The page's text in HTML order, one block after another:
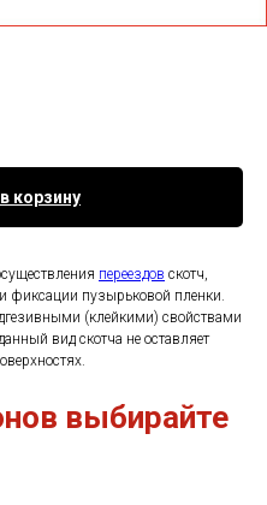
корзину
переездов скотч,
фиксации пузырьковой пленки.
(клейкими) свойствами
вид скотча не оставляет
выбирайте